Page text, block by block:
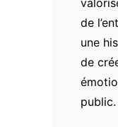
de
une
de
public.